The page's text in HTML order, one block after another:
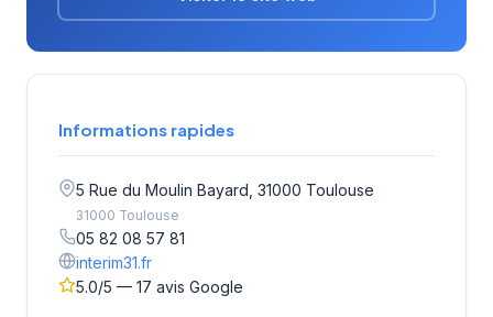
Informations rapides
5 Rue du Moulin Bayard, 31000 Toulouse
31000 Toulouse
05 82 08 57 81
interim31.fr
5.0/5 — 17 avis Google